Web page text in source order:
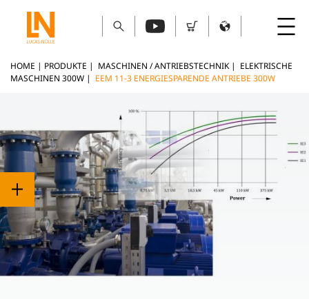
HOME | PRODUKTE | MASCHINEN / ANTRIEBSTECHNIK | ELEKTRISCHE
MASCHINEN 300W | EEM 11-3 ENERGIESPARENDE ANTRIEBE 300W